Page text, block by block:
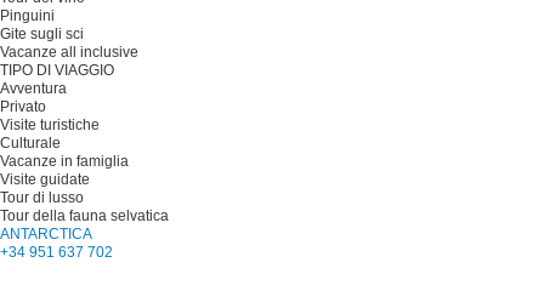
Pinguini
Gite sugli sci
Vacanze all inclusive
TIPO DI VIAGGIO
Avventura
Privato
Visite turistiche
Culturale
Vacanze in famiglia
Visite guidate
Tour di lusso
Tour della fauna selvatica
ANTARCTICA
+34 951 637 702